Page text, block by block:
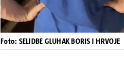
Foto: SELIDBE GLUHAK BORIS I HRVOJE